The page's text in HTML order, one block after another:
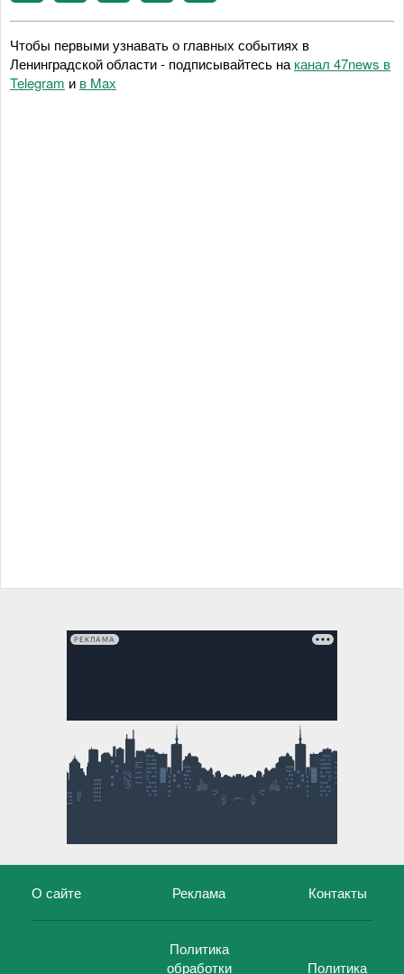
Чтобы первыми узнавать о главных событиях в
Ленинградской области - подписывайтесь на канал 47news в
Telegram и в Maх
РЕКЛАМА
О сайте Реклама Контакты
Политика
обработки
Политика